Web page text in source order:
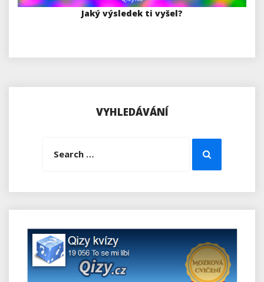
Jaký výsledek ti vyšel?
VYHLEDÁVÁNÍ
Search